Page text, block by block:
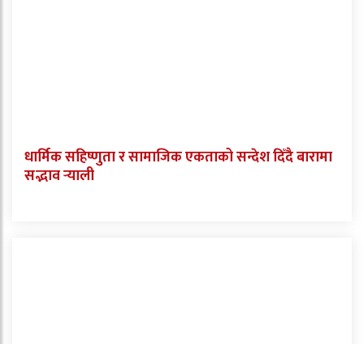
धार्मिक सहिष्णुता र सामाजिक एकताको सन्देश दिँदै बारामा
सद्भाव र्‍याली